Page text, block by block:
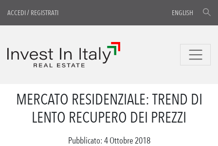
ACCEDI/ REGISTRATI ENGLISH
MERCATO RESIDENZIALE: TREND DI
LENTO RECUPERO DEI PREZZI
Pubblicato: 4 Ottobre 2018